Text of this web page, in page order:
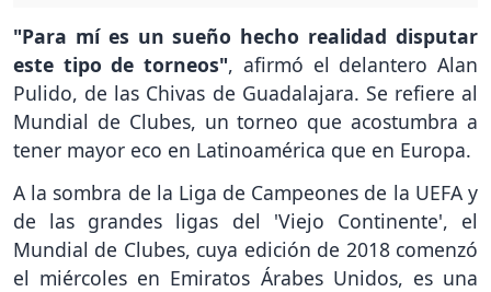
"Para mí es un sueño hecho realidad disputar
este tipo de torneos", afirmó el delantero Alan
Pulido, de las Chivas de Guadalajara. Se refiere al
Mundial de Clubes, un torneo que acostumbra a
tener mayor eco en Latinoamérica que en Europa.
A la sombra de la Liga de Campeones de la UEFA y
de las grandes ligas del 'Viejo Continente', el
Mundial de Clubes, cuya edición de 2018 comenzó
el miércoles en Emiratos Árabes Unidos, es una